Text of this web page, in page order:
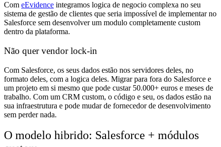
Com eEvidence integramos logica de negocio complexa no seu
sistema de gestão de clientes que seria impossível de implementar no
Salesforce sem desenvolver um modulo completamente custom
dentro da plataforma.
Não quer vendor lock-in
Com Salesforce, os seus dados estão nos servidores deles, no
formato deles, com a logica deles. Migrar para fora do Salesforce e
um projeto em si mesmo que pode custar 50.000+ euros e meses de
trabalho. Com um CRM custom, o código e seu, os dados estão na
sua infraestrutura e pode mudar de fornecedor de desenvolvimento
sem perder nada.
O modelo hibrido: Salesforce + módulos